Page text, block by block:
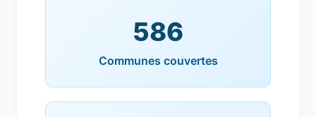
586
Communes couvertes